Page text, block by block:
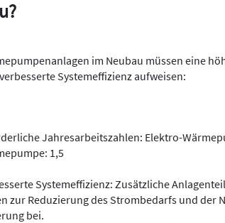
im Neubau müssen eine
Systemeffizienz aufweisen:
Jahresarbeitszahlen: Elektro-
1,5
Systemeffizienz: Zusätzliche
zur Reduzierung des Strombedarfs und der
bei.